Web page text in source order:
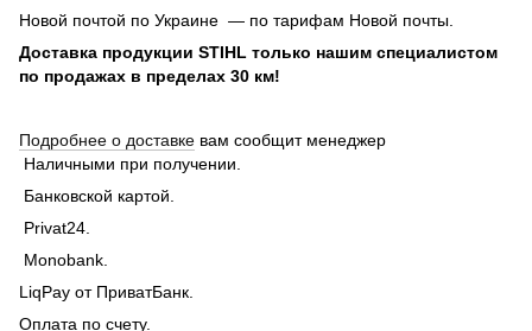
Новой почтой по Украине — по тарифам Новой почты.
Доставка продукции STIHL только нашим специалистом
по продажах в пределах 30 км!
Подробнее о доставке вам сообщит менеджер
Наличными при получении.
Банковской картой.
Privat24.
Monobank.
LiqPay от ПриватБанк.
Оплата по счету.